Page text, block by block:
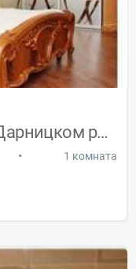
1-комнатная квартира в Дарницком районе
• 1 комната